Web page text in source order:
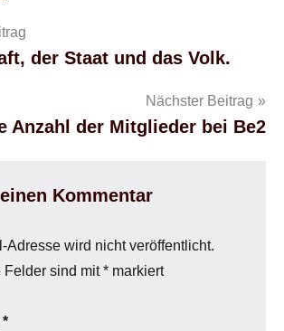
der Staat und das Volk.
Nächster Beitrag
Anzahl der Mitglieder bei Be2
Kommentar
Adresse wird nicht veröffentlicht.
Felder sind mit* markiert
*